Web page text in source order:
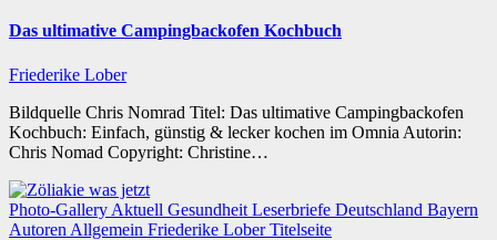
Das ultimative Campingbackofen Kochbuch
Friederike Lober
Bildquelle Chris Nomrad Titel: Das ultimative Campingbackofen
Kochbuch: Einfach, günstig & lecker kochen im Omnia Autorin:
Chris Nomad Copyright: Christine…
Photo-Gallery Aktuell Gesundheit Leserbriefe Deutschland Bayern
Autoren Allgemein Friederike LoberTitelseite